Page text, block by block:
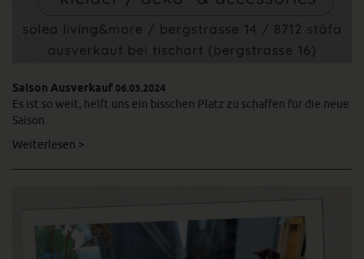
Saison Ausverkauf 06.03.2024
Es ist so weit, helft uns ein bisschen Platz zu schaffen für die neue
Saison.
Weiterlesen >